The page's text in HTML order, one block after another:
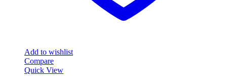
Add to wishlist
Compare
Quick View